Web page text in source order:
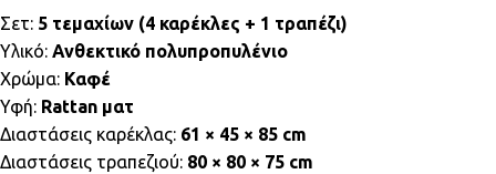
Σετ: 5 τεμαχίων (4 καρέκλες + 1 τραπέζι)
Υλικό: Ανθεκτικό πολυπροπυλένιο
Χρώμα: Καφέ
Υφή: Rattan ματ
Διαστάσεις καρέκλας: 61 × 45 × 85 cm
Διαστάσεις τραπεζιού: 80 × 80 × 75 cm